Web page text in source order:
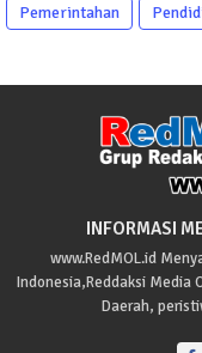
Pemerintahan
INFORMASI
www.RedMOL.id
Indonesia,Reddaksi Media
Daerah,